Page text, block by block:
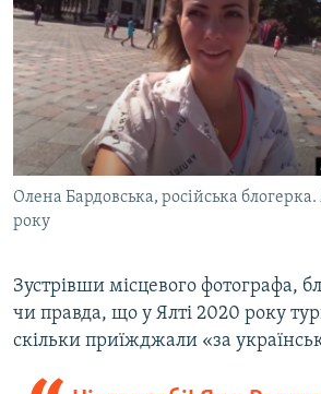
Олена Бардовська, російська
року
Зустрівши місцевого фотографа,
чи правда, що у Ялті 2020 року
скільки приїжджали «за